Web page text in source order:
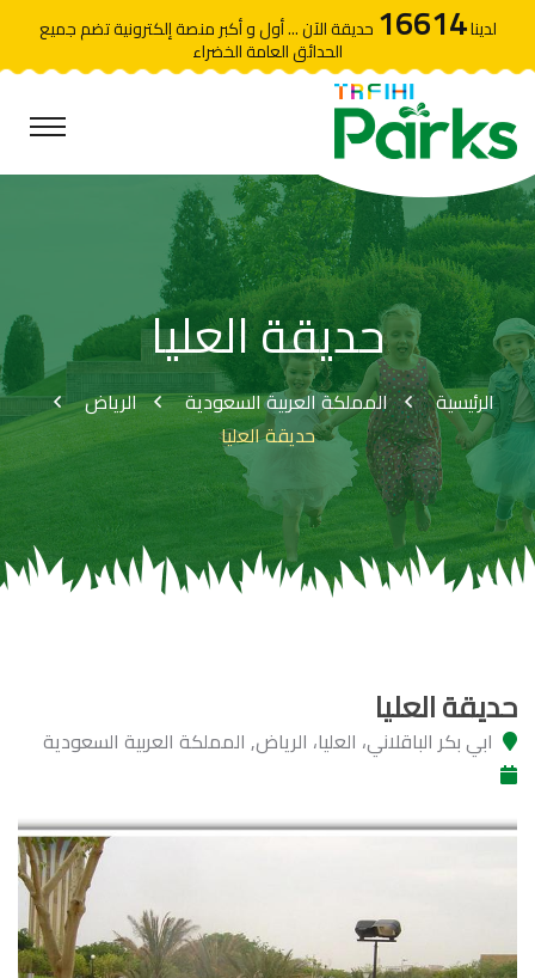
لدينا16614 حديقة الآن ... أول و أكبر منصة إلكترونية تضم جميع
الحدائق العامة الخضراء
حديقة العليا
الرئيسية المملكة العربية السعودية
الرياض
حديقة العليا
حديقة العليا
ابي بكر الباقلاني، العليا، الرياض, المملكة العربية السعودية